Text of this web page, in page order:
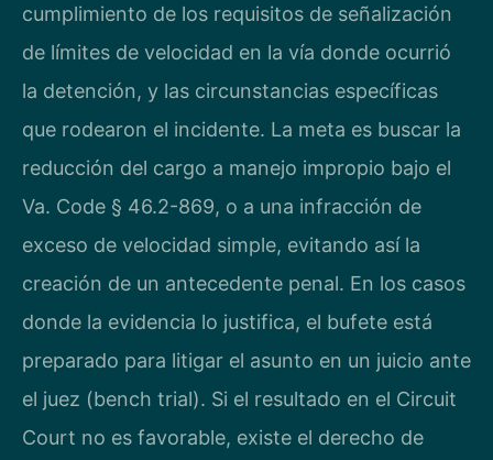
cumplimiento de los requisitos de señalización
de límites de velocidad en la vía donde ocurrió
la detención, y las circunstancias específicas
que rodearon el incidente. La meta es buscar la
reducción del cargo a manejo impropio bajo el
Va. Code § 46.2-869, o a una infracción de
exceso de velocidad simple, evitando así la
creación de un antecedente penal. En los casos
donde la evidencia lo justifica, el bufete está
preparado para litigar el asunto en un juicio ante
el juez (bench trial). Si el resultado en el Circuit
Court no es favorable, existe el derecho de